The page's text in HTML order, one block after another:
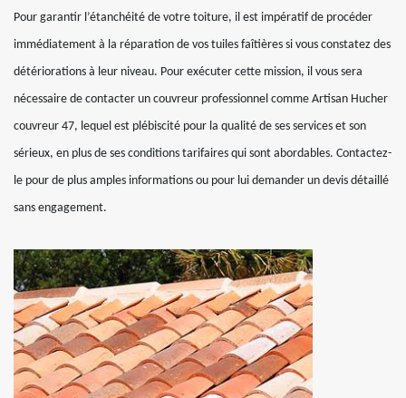
Pour garantir l’étanchéité de votre toiture, il est impératif de procéder
immédiatement à la réparation de vos tuiles faîtières si vous constatez des
détériorations à leur niveau. Pour exécuter cette mission, il vous sera
nécessaire de contacter un couvreur professionnel comme Artisan Hucher
couvreur 47, lequel est plébiscité pour la qualité de ses services et son
sérieux, en plus de ses conditions tarifaires qui sont abordables. Contactez-
le pour de plus amples informations ou pour lui demander un devis détaillé
sans engagement.